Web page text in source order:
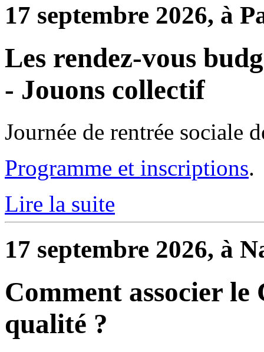
17 septembre 2026, à
Les rendez-vous
- Jouons collectif
Journée de rentrée sociale
Programme et inscriptions.
Lire la suite
17 septembre 2026, à
Comment associer le
qualité ?